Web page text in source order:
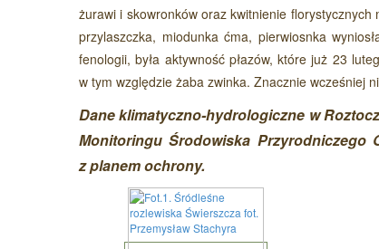
żurawi i skowronków oraz kwitnienie florystycznych
przylaszczka, miodunka ćma, pierwiosnka
fenologii, była aktywność płazów, które już 23
w tym względzie żaba zwinka. Znacznie wcześniej
Dane klimatyczno-hydrologiczne w
Monitoringu Środowiska Przyrodniczego
z planem ochrony.